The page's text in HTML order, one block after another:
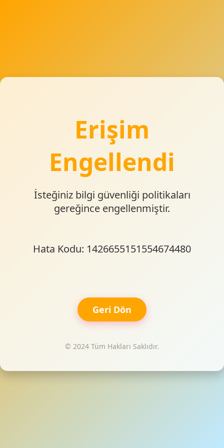
Erişim
Engellendi
İsteğiniz bilgi güvenliği politikaları
gereğince engellenmiştir.
Hata Kodu: 1426655151554674480
Geri Dön
© 2024 Tüm Hakları Saklıdır.